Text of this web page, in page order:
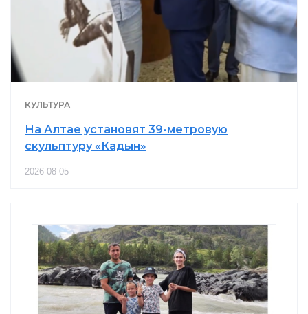
КУЛЬТУРА
На Алтае установят 39-метровую
скульптуру «Кадын»
2026-08-05